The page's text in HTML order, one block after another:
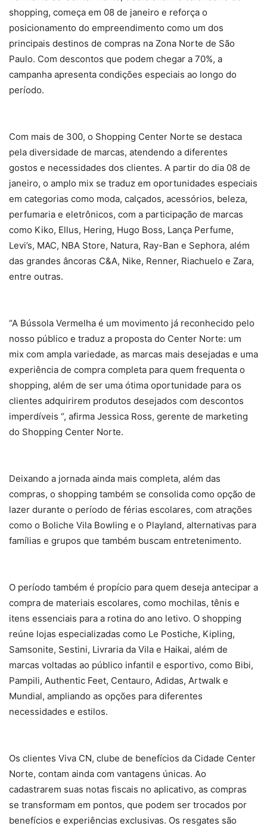
shopping, começa em 08 de janeiro e reforça o
posicionamento do empreendimento como um dos
principais destinos de compras na Zona Norte de São
Paulo. Com descontos que podem chegar a 70%, a
campanha apresenta condições especiais ao longo do
período.
Com mais de 300, o Shopping Center Norte se destaca
pela diversidade de marcas, atendendo a diferentes
gostos e necessidades dos clientes. A partir do dia 08 de
janeiro, o amplo mix se traduz em oportunidades especiais
em categorias como moda, calçados, acessórios, beleza,
perfumaria e eletrônicos, com a participação de marcas
como Kiko, Ellus, Hering, Hugo Boss, Lança Perfume,
Levi’s, MAC, NBA Store, Natura, Ray-Ban e Sephora, além
das grandes âncoras C&A, Nike, Renner, Riachuelo e Zara,
entre outras.
“A Bússola Vermelha é um movimento já reconhecido pelo
nosso público e traduz a proposta do Center Norte: um
mix com ampla variedade, as marcas mais desejadas e uma
experiência de compra completa para quem frequenta o
shopping, além de ser uma ótima oportunidade para os
clientes adquirirem produtos desejados com descontos
imperdíveis “, afirma Jessica Ross, gerente de marketing
do Shopping Center Norte.
Deixando a jornada ainda mais completa, além das
compras, o shopping também se consolida como opção de
lazer durante o período de férias escolares, com atrações
como o Boliche Vila Bowling e o Playland, alternativas para
famílias e grupos que também buscam entretenimento.
O período também é propício para quem deseja antecipar a
compra de materiais escolares, como mochilas, tênis e
itens essenciais para a rotina do ano letivo. O shopping
reúne lojas especializadas como Le Postiche, Kipling,
Samsonite, Sestini, Livraria da Vila e Haikai, além de
marcas voltadas ao público infantil e esportivo, como Bibi,
Pampili, Authentic Feet, Centauro, Adidas, Artwalk e
Mundial, ampliando as opções para diferentes
necessidades e estilos.
Os clientes Viva CN, clube de benefícios da Cidade Center
Norte, contam ainda com vantagens únicas. Ao
cadastrarem suas notas fiscais no aplicativo, as compras
se transformam em pontos, que podem ser trocados por
benefícios e experiências exclusivas. Os resgates são